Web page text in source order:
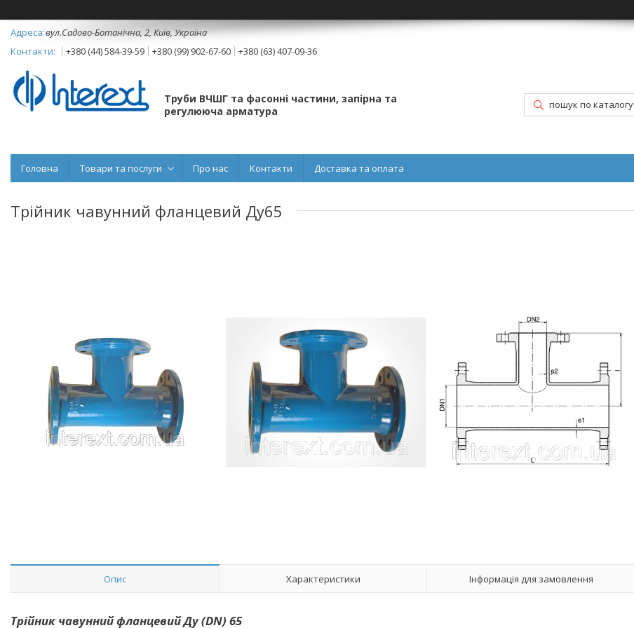
вул.Садово-Ботанічна, 2, Київ, Україна
+380 (44) 584-39-59
+380 (99) 902-67-60 +380 (63) 407-09-36
Труби ВЧШГ та фасонні частини, запірна та
регулююча арматура
Головна Товари та послуги Про нас Контакти Доставка та оплата
Трійник чавунний фланцевий Ду65
Опис Характеристики Інформація для замовлення
Трійник чавунний фланцевий Ду (DN) 65